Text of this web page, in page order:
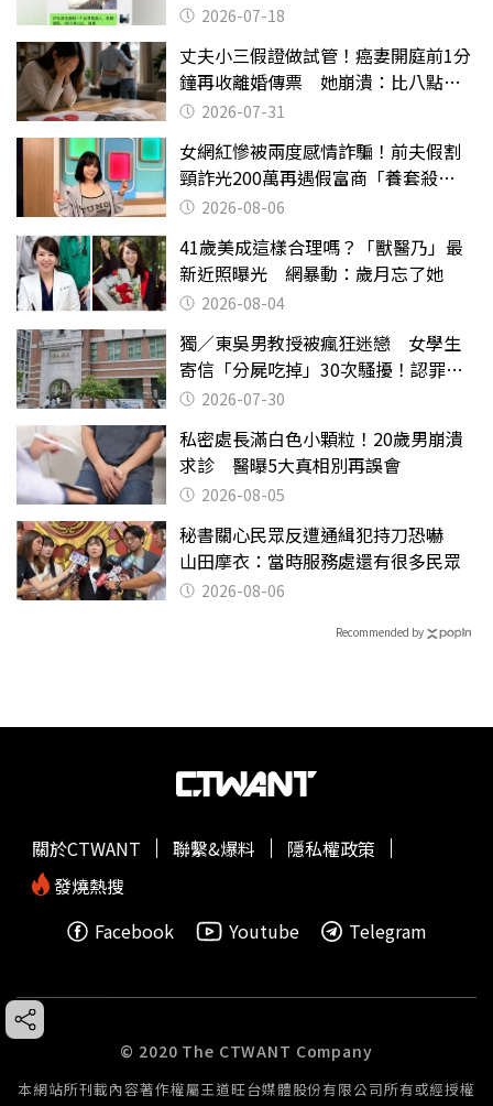
2026-07-18
丈夫小三假證做試管！癌妻開庭前1分
鐘再收離婚傳票 她崩潰：比八點檔
還扯2026-07-31
女網紅慘被兩度感情詐騙！前夫假割
頸詐光200萬再遇假富商「養套殺
2000萬」
2026-08-06
41歲美成這樣合理嗎？「獸醫乃」最
新近照曝光 網暴動：歲月忘了她
2026-08-04
獨／東吳男教授被瘋狂迷戀 女學生
寄信「分屍吃掉」30次騷擾！認罪免
關 2026-07-30
私密處長滿白色小顆粒！20歲男崩潰
求診 醫曝5大真相別再誤會
2026-08-05
秘書關心民眾反遭通緝犯持刀恐嚇
山田摩衣：當時服務處還有很多民眾
2026-08-06
Recommended by
關於CTWANT 聯繫&爆料
隱私權政策
發燒熱搜
Facebook
Youtube Telegram
© 2020 The CTWANT Company
本網站所刊載內容著作權屬王道旺台媒體股份有限公司所有或經授權